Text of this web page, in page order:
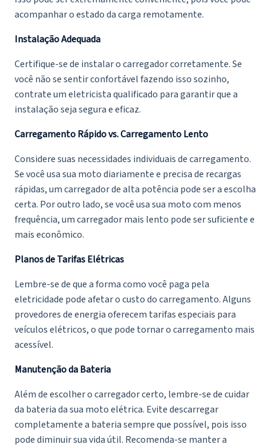
acompanhar o estado da carga remotamente.
Instalação Adequada
Certifique-se de instalar o carregador corretamente. Se
você não se sentir confortável fazendo isso sozinho,
contrate um eletricista qualificado para garantir que a
instalação seja segura e eficaz.
Carregamento Rápido vs. Carregamento Lento
Considere suas necessidades individuais de carregamento.
Se você usa sua moto diariamente e precisa de recargas
rápidas, um carregador de alta potência pode ser a escolha
certa. Por outro lado, se você usa sua moto com menos
frequência, um carregador mais lento pode ser suficiente e
mais econômico.
Planos de Tarifas Elétricas
Lembre-se de que a forma como você paga pela
eletricidade pode afetar o custo do carregamento. Alguns
provedores de energia oferecem tarifas especiais para
veículos elétricos, o que pode tornar o carregamento mais
acessível.
Manutenção da Bateria
Além de escolher o carregador certo, lembre-se de cuidar
da bateria da sua moto elétrica. Evite descarregar
completamente a bateria sempre que possível, pois isso
pode diminuir sua vida útil. Recomenda-se manter a